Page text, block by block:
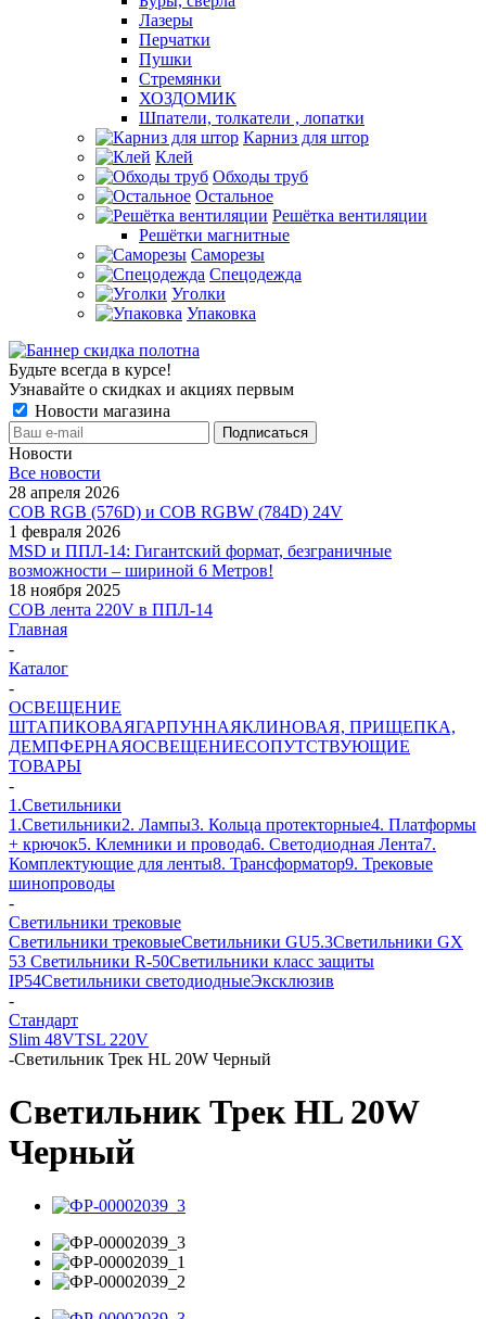
Лазеры
Перчатки
Пушки
Стремянки
ХОЗДОМИК
Шпатели, толкатели , лопатки
Карниз для штор
Клей
Обходы труб
Остальное
Решётка вентиляции
Решётки магнитные
Саморезы
Спецодежда
Уголки
Упаковка
Будьте всегда в курсе!
Узнавайте о скидках и акциях первым
Новости магазина
Новости
Все новости
28 апреля 2026
COB RGB (576D) и COB RGBW (784D) 24V
1 февраля 2026
MSD и ППЛ-14: Гигантский формат, безграничные
возможности – шириной 6 Метров!
18 ноября 2025
COB лента 220V в ППЛ-14
Главная
-
Каталог
-
ОСВЕЩЕНИЕ
ШТАПИКОВАЯГАРПУННАЯКЛИНОВАЯ, ПРИЩЕПКА,
ДЕМПФЕРНАЯОСВЕЩЕНИЕСОПУТСТВУЮЩИЕ
ТОВАРЫ
-
1.Светильники
1.Светильники2. Лампы3. Кольца протекторные4. Платформы
+ крючок5. Клемники и провода6. Светодиодная Лента7.
Комплектующие для ленты8. Трансформатор9. Трековые
шинопроводы
-
Светильники трековые
Светильники трековыеСветильники GU5.3Светильники GX
53 Светильники R-50Светильники класс защиты
IP54Светильники светодиодныеЭксклюзив
-
Стандарт
Slim 48VTSL 220V
-Светильник Трек HL 20W Черный
Светильник Трек HL 20W
Черный